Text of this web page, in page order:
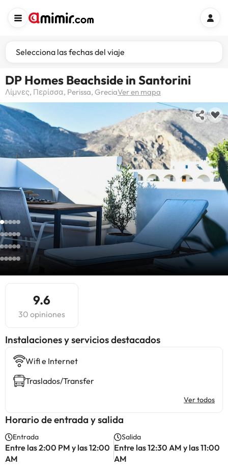
Selecciona las fechas del viaje
DP Homes Beachside in Santorini
Λίμνες, Περίσσα, Perissa, GreciaVer en mapa
9.6
30 opiniones
Instalaciones y servicios destacados
Wifi e Internet
Traslados/Transfer
Ver todos
Horario de entrada y salida
Entrada
Entre las 2:00 PM y las 12:00
AM
Salida
Entre las 12:30 AM y las 11:00
AM